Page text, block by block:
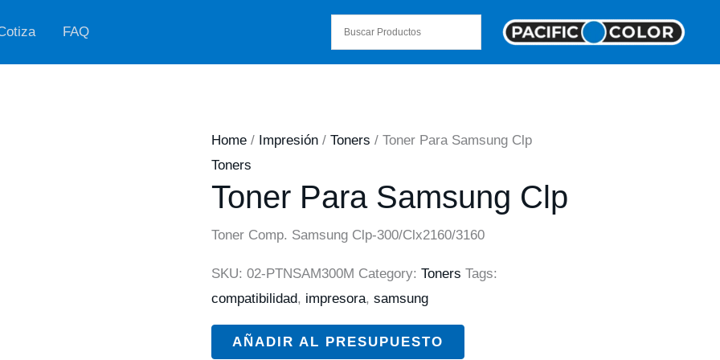
FAQ
Home/ Impresión/ Toners / Toner Para Samsung Clp
Toners
Toner Para Samsung Clp
Toner Comp. Samsung Clp-300/Clx2160/3160
SKU: 02-PTNSAM300M Category: Toners Tags:
compatibilidad, impresora, samsung
AÑADIR AL PRESUPUESTO